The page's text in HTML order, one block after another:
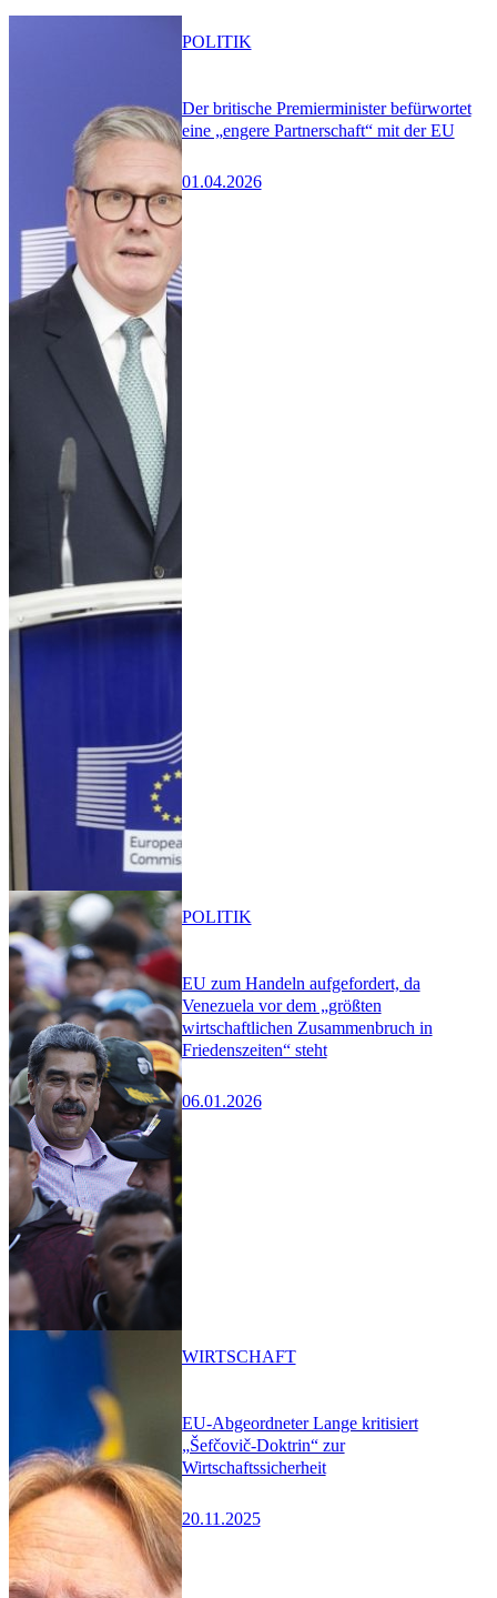
Der britische Premierminister befürwortet
eine „engere Partnerschaft“ mit der EU
01.04.2026
POLITIK
EU zum Handeln aufgefordert, da
Venezuela vor dem „größten
wirtschaftlichen Zusammenbruch in
Friedenszeiten“ steht
06.01.2026
POLITIK
EU-Abgeordneter Lange kritisiert
„Šefčovič-Doktrin“ zur
Wirtschaftssicherheit
20.11.2025
WIRTSCHAFT